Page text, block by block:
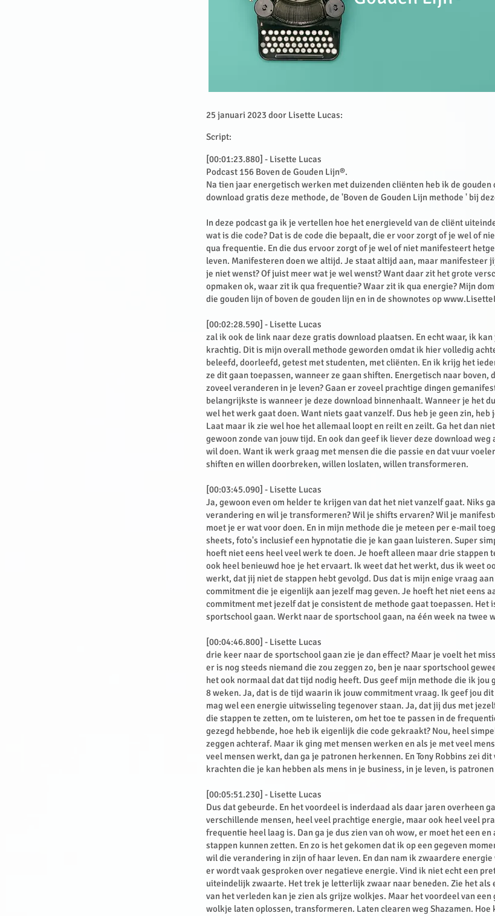
25 januari 2023 door Lisette Lucas:
Script:
[00:01:23.880] - Lisette Lucas
Podcast 156 Boven de Gouden Lijn®.
Na tien jaar energetisch werken met duizenden cliënten heb ik de gouden
download gratis deze methode, de 'Boven de Gouden Lijn methode ' bij
In deze podcast ga ik je vertellen hoe het energieveld van de cliënt
wat is die code? Dat is de code die bepaalt, die er voor zorgt of je wel of
qua frequentie. En die dus ervoor zorgt of je wel of niet manifesteert
leven. Manifesteren doen we altijd. Je staat altijd aan, maar manifesteer
je niet wenst? Of juist meer wat je wel wenst? Want daar zit het grote
opmaken ok, waar zit ik qua frequentie? Waar zit ik qua energie? Mijn
die gouden lijn of boven de gouden lijn en in de shownotes op
[00:02:28.590] - Lisette Lucas
zal ik ook de link naar deze gratis download plaatsen. En echt waar, ik
krachtig. Dit is mijn overall methode geworden omdat ik hier volledig
beleefd, doorleefd, getest met studenten, met cliënten. En ik krijg het
ze dit gaan toepassen, wanneer ze gaan shiften. Energetisch naar boven,
zoveel veranderen in je leven? Gaan er zoveel prachtige dingen
belangrijkste is wanneer je deze download binnenhaalt. Wanneer je het
wel het werk gaat doen. Want niets gaat vanzelf. Dus heb je geen zin, heb
Laat maar ik zie wel hoe het allemaal loopt en reilt en zeilt. Ga het dan
gewoon zonde van jouw tijd. En ook dan geef ik liever deze download
wil doen. Want ik werk graag met mensen die die passie en dat vuur
shiften en willen doorbreken, willen loslaten, willen transformeren.
[00:03:45.090] - Lisette Lucas
Ja, gewoon even om helder te krijgen van dat het niet vanzelf gaat. Niks
verandering en wil je transformeren? Wil je shifts ervaren? Wil je
moet je er wat voor doen. En in mijn methode die je meteen per e-mail
sheets, foto's inclusief een hypnotatie die je kan gaan luisteren. Super
hoeft niet eens heel veel werk te doen. Je hoeft alleen maar drie stappen
ook heel benieuwd hoe je het ervaart. Ik weet dat het werkt, dus ik weet
werkt, dat jij niet de stappen hebt gevolgd. Dus dat is mijn enige vraag
commitment die je eigenlijk aan jezelf mag geven. Je hoeft het niet eens
commitment met jezelf dat je consistent de methode gaat toepassen. Het
sportschool gaan. Werkt naar de sportschool gaan, na één week na twee
[00:04:46.800] - Lisette Lucas
drie keer naar de sportschool gaan zie je dan effect? Maar je voelt het
er is nog steeds niemand die zou zeggen zo, ben je naar sportschool
het ook normaal dat dat tijd nodig heeft. Dus geef mijn methode die ik jou
8 weken. Ja, dat is de tijd waarin ik jouw commitment vraag. Ik geef jou
mag wel een energie uitwisseling tegenover staan. Ja, dat jij dus met
die stappen te zetten, om te luisteren, om het toe te passen in de
gezegd hebbende, hoe heb ik eigenlijk die code gekraakt? Nou, heel
zeggen achteraf. Maar ik ging met mensen werken en als je met veel
veel mensen werkt, dan ga je patronen herkennen. En Tony Robbins zei
krachten die je kan hebben als mens in je business, in je leven, is
[00:05:51.230] - Lisette Lucas
Dus dat gebeurde. En het voordeel is inderdaad als daar jaren overheen
verschillende mensen, heel veel prachtige energie, maar ook heel veel
frequentie heel laag is. Dan ga je dus zien van oh wow, er moet het een
stappen kunnen zetten. En zo is het gekomen dat ik op een gegeven
wil die verandering in zijn of haar leven. En dan nam ik zwaardere
er wordt vaak gesproken over negatieve energie. Vind ik niet echt een
uiteindelijk zwaarte. Het trek je letterlijk zwaar naar beneden. Zie het als
van het verleden kan je zien als grijze wolkjes. Maar het voordeel van
wolkje laten oplossen, transformeren. Laten clearen weg Shazamen. Hoe